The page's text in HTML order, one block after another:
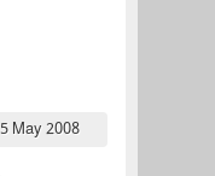
May 2008